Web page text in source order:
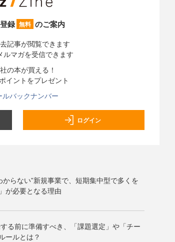
録 無料 のご案内
記事が閲覧できます
ルマガを受信できます
の本が買える！
イントをプレゼント
ルバックナンバー
ログイン
からない”新規事業で、短期集中型で多くを
が必要となる理由
る前に準備すべき、「課題選定」や「チー
ールとは？